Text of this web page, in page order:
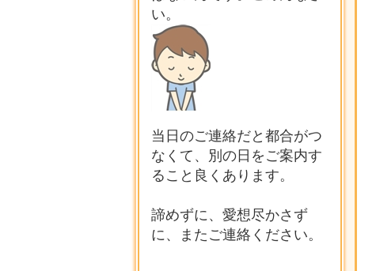
い。
当日のご連絡だと都合がつ
なくて、別の日をご案内す
ること良くあります。
諦めずに、愛想尽かさず
に、またご連絡ください。